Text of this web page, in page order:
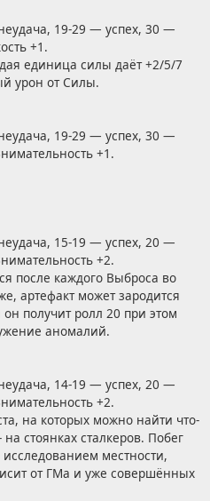
19-29 — успех, 30 —
+1.
единица силы даёт +2/5/7
урон от Силы.
19-29 — успех, 30 —
+1.
15-19 — успех, 20 —
+2.
после каждого Выброса во
артефакт может зародится
получит ролл 20 при этом
аномалий.
14-19 — успех, 20 —
+2.
на которых можно найти что-
стоянках сталкеров. Побег
местности,
от ГМа и уже совершённых